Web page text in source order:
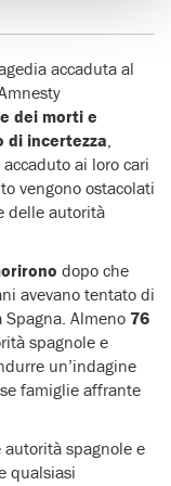
accaduta al
dei morti e
di incertezza,
ai loro cari
vengono ostacolati
delle autorità
dopo che
avevano tentato di
Spagna. Almeno 76
spagnole e
un’indagine
famiglie affrante
spagnole e
qualsiasi